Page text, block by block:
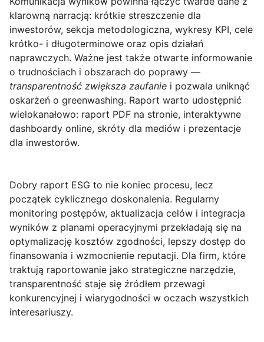
klarowną narracją: krótkie streszczenie dla
inwestorów, sekcja metodologiczna, wykresy KPI, cele
krótko- i długoterminowe oraz opis działań
naprawczych. Ważne jest także otwarte informowanie
o trudnościach i obszarach do poprawy —
transparentność zwiększa zaufanie i pozwala uniknąć
oskarżeń o greenwashing. Raport warto udostępnić
wielokanałowo: raport PDF na stronie, interaktywne
dashboardy online, skróty dla mediów i prezentacje
dla inwestorów.
Dobry raport ESG to nie koniec procesu, lecz
początek cyklicznego doskonalenia. Regularny
monitoring postępów, aktualizacja celów i integracja
wyników z planami operacyjnymi przekładają się na
optymalizację kosztów zgodności, lepszy dostęp do
finansowania i wzmocnienie reputacji. Dla firm, które
traktują raportowanie jako strategiczne narzędzie,
transparentność staje się źródłem przewagi
konkurencyjnej i wiarygodności w oczach wszystkich
interesariuszy.